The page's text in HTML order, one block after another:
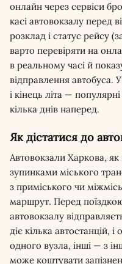
онлайн через сервіси
касі автовокзалу перед
розклад і статус рейсу
варто перевіряти на
в реальному часі й
відправлення автобуса.
і кінець літа —
кілька днів наперед.
Як дістатися до
Автовокзали Харкова,
зупинками міського
з приміського чи
маршрут. Перед
автовокзалу
діє кілька автостанцій,
одного вузла, інші — з
може коштувати